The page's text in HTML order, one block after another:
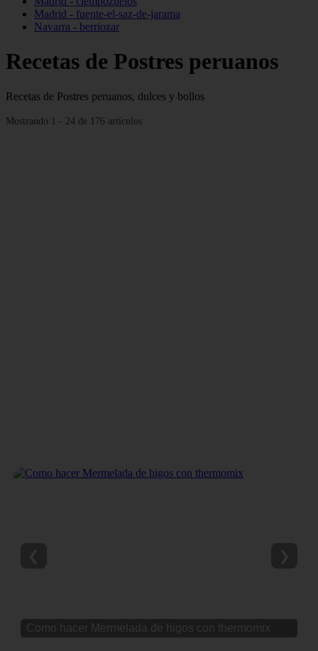
Madrid - fuente-el-saz-de-jarama
Navarra - berriozar
Recetas de Postres peruanos
Recetas de Postres peruanos, dulces y bollos
Mostrando 1 - 24 de 176 artículos
Como hacer Mermelada de higos con thermomix